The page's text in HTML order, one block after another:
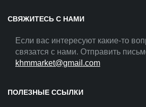
СВЯЖИТЕСЬ С НАМИ
Если вас интересуют какие-то
связатся с нами. Отправить
khmmarket@gmail.com
ПОЛЕЗНЫЕ ССЫЛКИ